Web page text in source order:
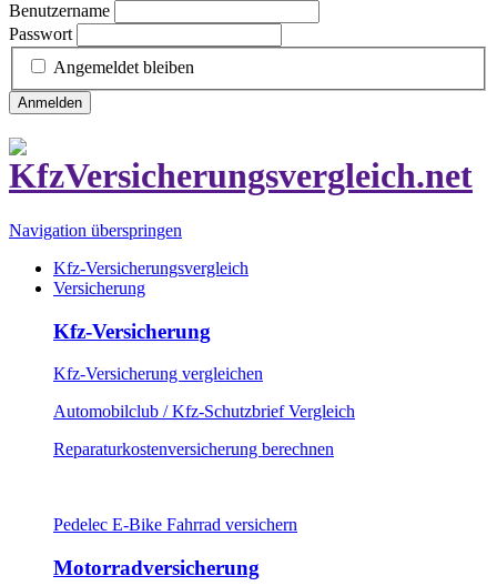
Benutzername
Passwort
Angemeldet bleiben
Anmelden
Navigation überspringen
Kfz-Versicherungsvergleich
Versicherung
Kfz-Versicherung
Kfz-Versicherung vergleichen
Automobilclub / Kfz-Schutzbrief Vergleich
Reparaturkostenversicherung berechnen
Pedelec E-Bike Fahrrad versichern
Motorradversicherung